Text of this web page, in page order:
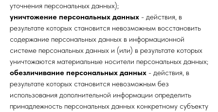
уточнения персональных данных);
уничтожение персональных данных - действия, в
результате которых становится невозможным восстановить
содержание персональных данных в информационной
системе персональных данных и (или) в результате которых
уничтожаются материальные носители персональных данных;
обезличивание персональных данных - действия, в
результате которых становится невозможным без
использования дополнительной информации определить
принадлежность персональных данных конкретному субъекту